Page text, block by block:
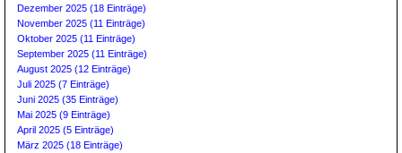
Dezember 2025 (18 Einträge)
November 2025 (11 Einträge)
Oktober 2025 (11 Einträge)
September 2025 (11 Einträge)
August 2025 (12 Einträge)
Juli 2025 (7 Einträge)
Juni 2025 (35 Einträge)
Mai 2025 (9 Einträge)
April 2025 (5 Einträge)
März 2025 (18 Einträge)